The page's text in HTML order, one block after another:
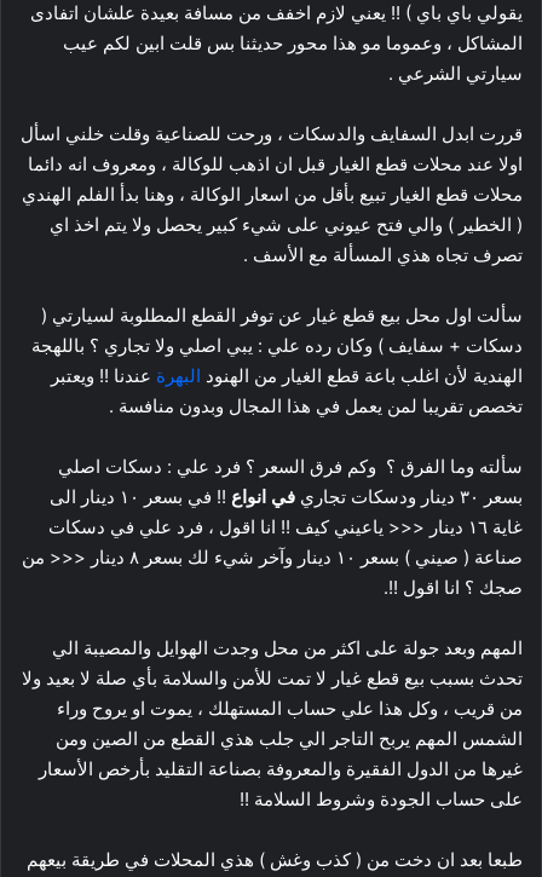
يقولي باي باي ) !! يعني لازم اخفف من مسافة بعيدة علشان اتفادى
المشاكل ، وعموما مو هذا محور حديثنا بس قلت ابين لكم عيب
سيارتي الشرعي .
قررت ابدل السفايف والدسكات ، ورحت للصناعية وقلت خلني اسأل
اولا عند محلات قطع الغيار قبل ان اذهب للوكالة ، ومعروف انه دائما
محلات قطع الغيار تبيع بأقل من اسعار الوكالة ، وهنا بدأ الفلم الهندي
( الخطير ) والي فتح عيوني على شيء كبير يحصل ولا يتم اخذ اي
تصرف تجاه هذي المسألة مع الأسف .
سألت اول محل بيع قطع غيار عن توفر القطع المطلوبة لسيارتي (
دسكات + سفايف ) وكان رده علي : يبي اصلي ولا تجاري ؟ باللهجة
الهندية لأن اغلب باعة قطع الغيار من الهنود البهرة عندنا !! ويعتبر
تخصص تقريبا لمن يعمل في هذا المجال وبدون منافسة .
سألته وما الفرق ؟ وكم فرق السعر ؟ فرد علي : دسكات اصلي
بسعر ٣٠ دينار ودسكات تجاري
في انواع
!! في بسعر ١٠ دينار الى
غاية ١٦ دينار <<< ياعيني كيف !! انا اقول ، فرد علي في دسكات
صناعة ( صيني ) بسعر ١٠ دينار وآخر شيء لك بسعر ٨ دينار <<< من
صجك ؟ انا اقول !!.
المهم وبعد جولة على اكثر من محل وجدت الهوايل والمصيبة الي
تحدث بسبب بيع قطع غيار لا تمت للأمن والسلامة بأي صلة لا بعيد ولا
من قريب ، وكل هذا علي حساب المستهلك ، يموت او يروح وراء
الشمس المهم يربح التاجر الي جلب هذي القطع من الصين ومن
غيرها من الدول الفقيرة والمعروفة بصناعة التقليد بأرخص الأسعار
على حساب الجودة وشروط السلامة !!
طبعا بعد ان دخت من ( كذب وغش ) هذي المحلات في طريقة بيعهم